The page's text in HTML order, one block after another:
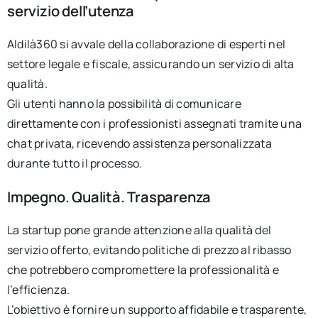
servizio dell’utenza
Aldilà360 si avvale della collaborazione di esperti nel
settore legale e fiscale, assicurando un servizio di alta
qualità.
Gli utenti hanno la possibilità di comunicare
direttamente con i professionisti assegnati tramite una
chat privata, ricevendo assistenza personalizzata
durante tutto il processo.
Impegno. Qualità. Trasparenza
La startup pone grande attenzione alla qualità del
servizio offerto, evitando politiche di prezzo al ribasso
che potrebbero compromettere la professionalità e
l’efficienza.
L’obiettivo è fornire un supporto affidabile e trasparente,